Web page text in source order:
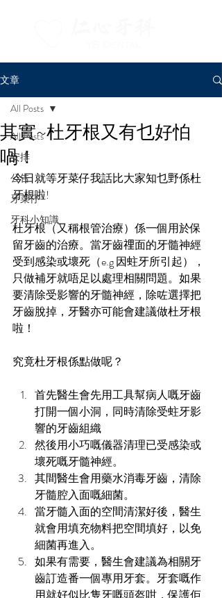
文章
All Posts
安排
公告
牙菜仔
牙科小知識
All Posts
其實~杜牙根又有乜好怕
喎！
今日就等牙菜仔我話比大家知乜野係杜
牙根啦!
杜牙根（又稱根管治療）係一個用於保
留牙齒的治療。當牙齒𥚃面的牙髓神經
受到感染或壞死（e.g 因蛀牙所引起），
只做補牙就唔足以處理相關問題。如果
要清除受影響的牙髓神經，除咗選擇把
牙齒脫掉，牙醫亦可能會建議做杜牙根
啦！
究竟杜牙根係點做呢？
首先醫生會先用工具幫病人嘅牙齒
打開一個小洞，同時清除受蛀牙影
響的牙齒組織
然後用小巧嘅儀器清理已受感染或
壞死嘅牙髓神經。
其間醫生會用藥水消毒牙齒，清除
牙髓腔入面嘅細菌。
當牙髓入面的空間清潔好後，醫生
就會用填充物料把空間填好，以免
細菌再進入。
如果有需要，醫生會建議為相關牙
齒訂造番一個專用牙套。牙套嘅作